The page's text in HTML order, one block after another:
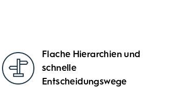
Flache Hierarchien und
schnelle
Entscheidungswege